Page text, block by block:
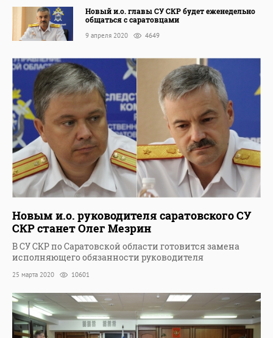
Новый и.о. главы СУ СКР будет еженедельно
общаться с саратовцами
9 апреля 2020 4649
Новым и.о. руководителя саратовского СУ
СКР станет Олег Мезрин
В СУ СКР по Саратовской области готовится замена
исполняющего обязанности руководителя
25 марта 2020 10601